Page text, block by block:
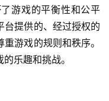
游戏的平衡性和公平
台提供的、经过授权的
游戏的规则和秩序。
乐趣和挑战。